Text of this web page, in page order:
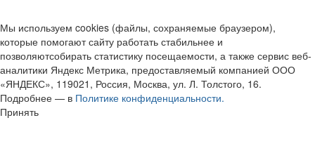
Мы используем cookies (файлы, сохраняемые браузером),
которые помогают сайту работать стабильнее и
позволяютсобирать статистику посещаемости, а также сервис веб-
аналитики Яндекс Метрика, предоставляемый компанией ООО
«ЯНДЕКС», 119021, Россия, Москва, ул. Л. Толстого, 16.
Подробнее — в Политике конфиденциальности.
Принять